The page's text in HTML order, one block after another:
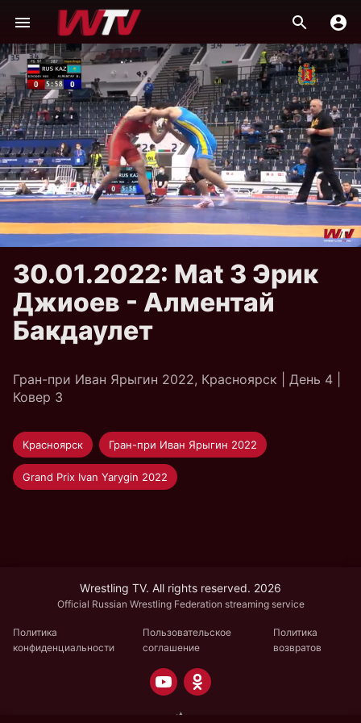
30.01.2022: Mat 3 Эрик
Джиоев - Алментай
Бакдаулет
Гран-при Иван Ярыгин 2022, Красноярск | День 4 |
Ковер 3
Красноярск Гран-при Иван Ярыгин 2022
Grand Prix Ivan Yarygin 2022
Wrestling TV. All rights reserved. 2026
Official Russian Wrestling Federation streaming service
Политика
конфиденциальности
Пользовательское
соглашение
Политика
возвратов